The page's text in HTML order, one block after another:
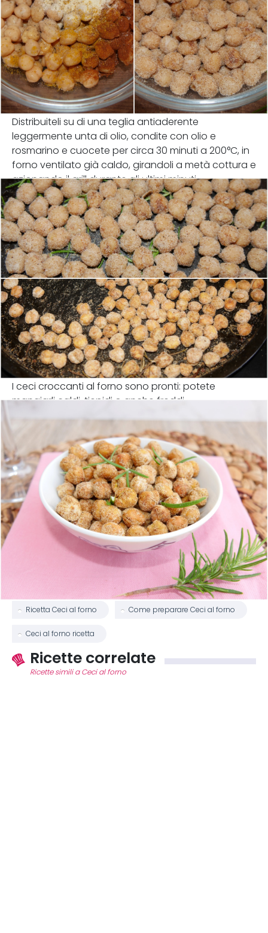
Distribuiteli su di una teglia antiaderente
leggermente unta di olio, condite con olio e
rosmarino e cuocete per circa 30 minuti a 200°C, in
forno ventilato già caldo, girandoli a metà cottura e
azionando il grill durante gli ultimi minuti.
I ceci croccanti al forno sono pronti: potete
mangiarli caldi, tiepidi o anche freddi.
Ricetta Ceci al forno Come preparare Ceci al forno
Ceci al forno ricetta
Ricette correlate
Ricette simili a Ceci al forno